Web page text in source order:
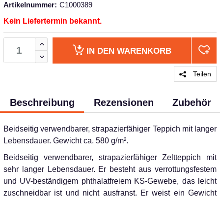
Artikelnummer: C1000389
Kein Liefertermin bekannt.
IN DEN WARENKORB
Teilen
Beschreibung Rezensionen Zubehör
Beidseitig verwendbarer, strapazierfähiger Teppich mit langer
Lebensdauer. Gewicht ca. 580 g/m².
Beidseitig verwendbarer, strapazierfähiger Zeltteppich mit
sehr langer Lebensdauer. Er besteht aus verrottungsfestem
und UV-beständigem phthalatfreiem KS-Gewebe, das leicht
zuschneidbar ist und nicht ausfranst. Er weist ein Gewicht